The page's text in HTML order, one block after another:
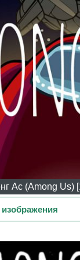
Ас (Among Us)